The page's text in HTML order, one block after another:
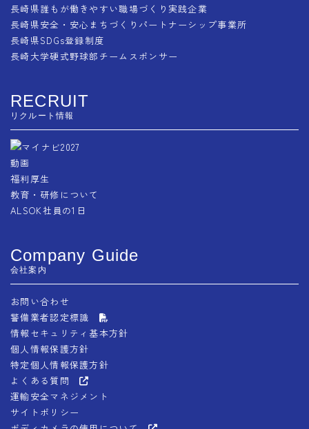
長崎県誰もが働きやすい職場づくり実践企業
長崎県安全・安心まちづくりパートナーシップ事業所
長崎県SDGs登録制度
長崎大学硬式野球部チームスポンサー
RECRUIT
リクルート情報
動画
福利厚生
教育・研修について
ALSOK社員の1日
Company Guide
会社案内
お問い合わせ
警備業者認定標識
情報セキュリティ基本方針
個人情報保護方針
特定個人情報保護方針
よくある質問
運輸安全マネジメント
サイトポリシー